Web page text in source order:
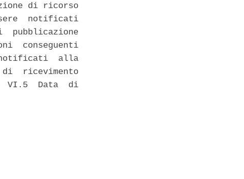
di ricorso
notificati
pubblicazione
conseguenti
notificati  alla
ricevimento
VI.5  Data  di